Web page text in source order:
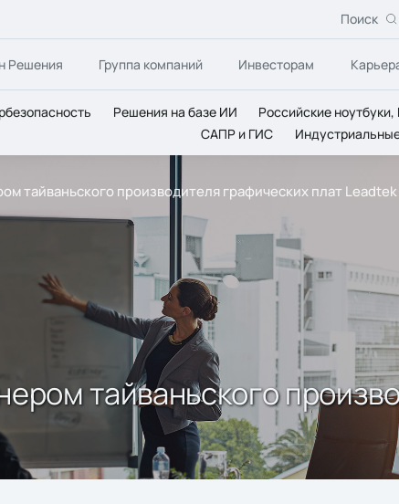
Поиск
Решения Группа компаний Инвесторам
Решения на базе ИИ Российские
САПР и ГИС
тайваньского производителя графических плат Leadtek
тайваньского